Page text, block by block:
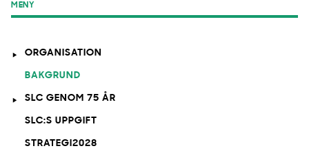
MENY
ORGANISATION
BAKGRUND
SLC GENOM 75 ÅR
SLC:S UPPGIFT
STRATEGI2028